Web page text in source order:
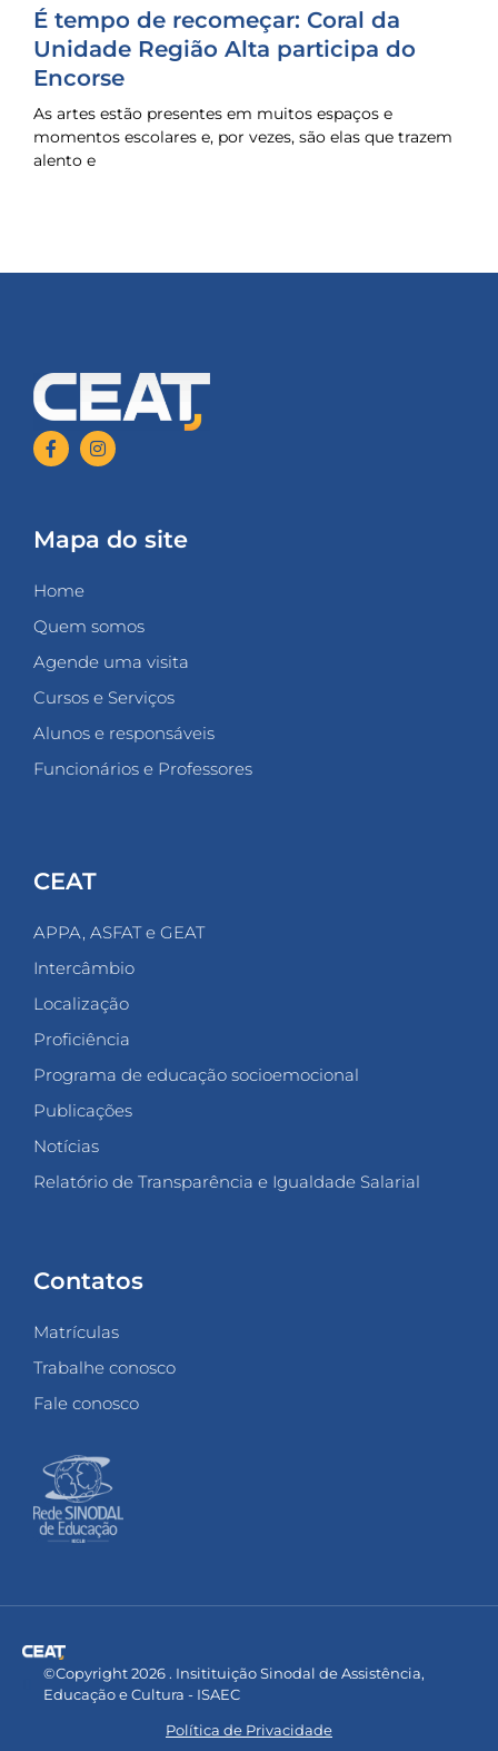
É tempo de recomeçar: Coral da
Unidade Região Alta participa do
Encorse
As artes estão presentes em muitos espaços e
momentos escolares e, por vezes, são elas que trazem
alento e
Mapa do site
Home
Quem somos
Agende uma visita
Cursos e Serviços
Alunos e responsáveis
Funcionários e Professores
CEAT
APPA, ASFAT e GEAT
Intercâmbio
Localização
Proficiência
Programa de educação socioemocional
Publicações
Notícias
Relatório de Transparência e Igualdade Salarial
Contatos
Matrículas
Trabalhe conosco
Fale conosco
©Copyright 2026 . Insitituição Sinodal de Assistência,
Educação e Cultura - ISAEC
Política de Privacidade